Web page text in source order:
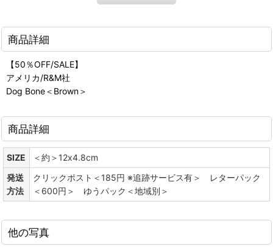
商品詳細
【50％OFF/SALE】
アメリカ/R&M社
Dog Bone＜Brown＞
商品詳細
SIZE
＜約＞12x4.8cm
発送
方法
クリックポスト＜185円 ※追跡サービス有＞ レターパック
＜600円＞ ゆうパック＜地域別＞
他の写真